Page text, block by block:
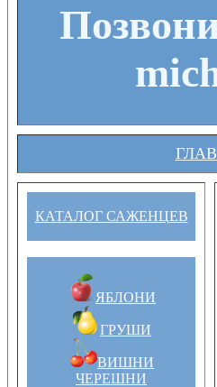
КАТАЛОГ САЖЕНЦЕВ
ЯБЛОНИ
ГРУШИ
ВИШНИ
ЧЕРЕШНИ